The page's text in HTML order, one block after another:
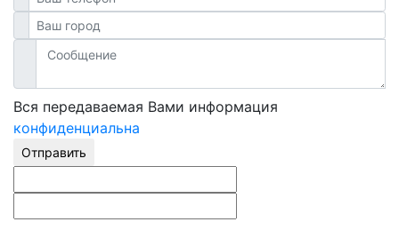
Вся передаваемая Вами информация
конфиденциальна
Отправить